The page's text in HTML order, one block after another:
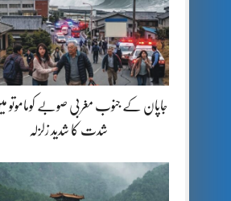
شدت کا شدید زلزلہ